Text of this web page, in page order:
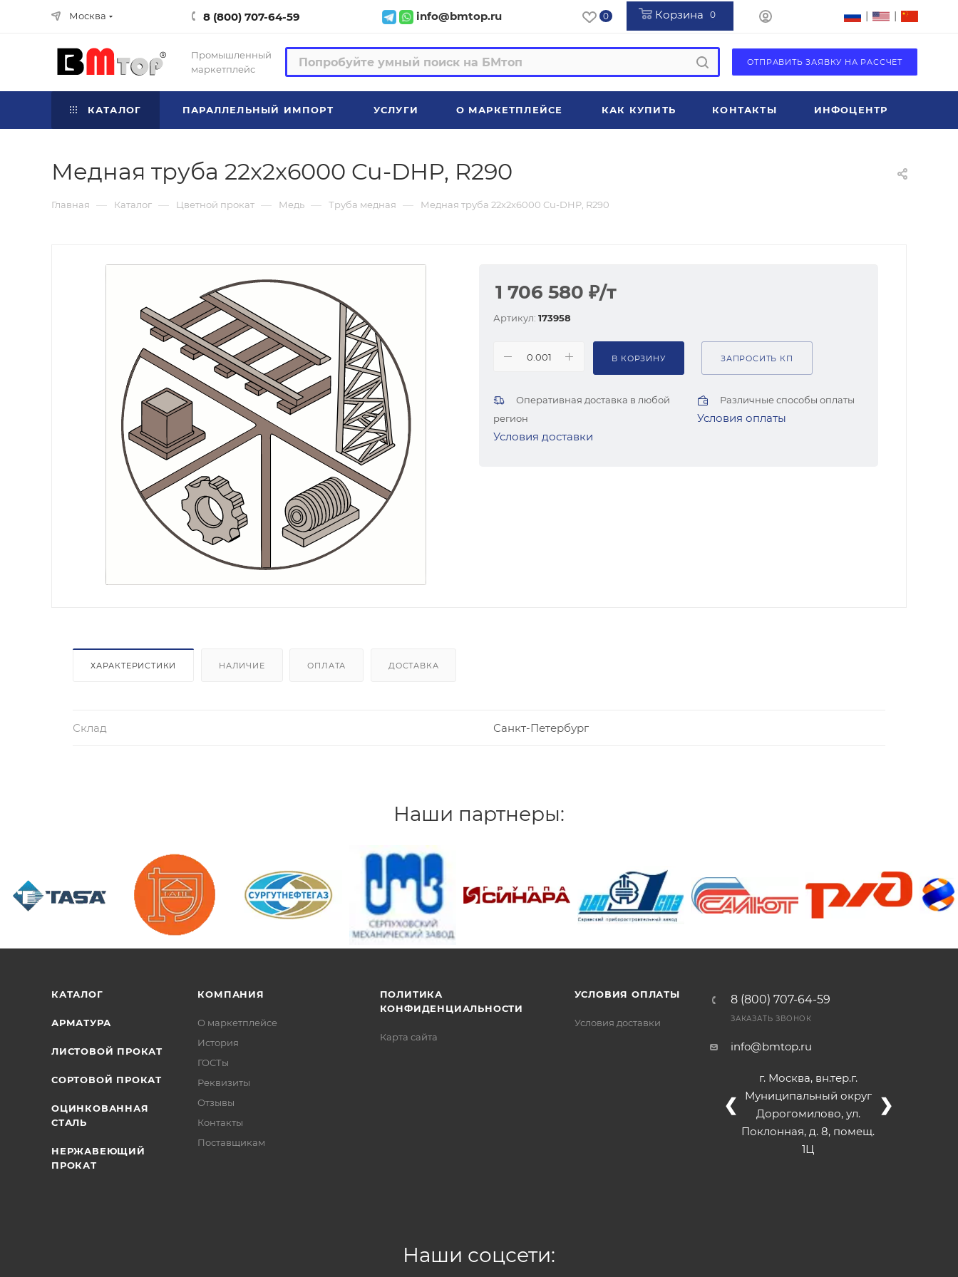
Москва 8 (800) 707-64-59 info@bmtop.ru 0 Корзина 0 | |
Промышленный
маркетплейс
ОТПРАВИТЬ ЗАЯВКУ НА РАССЧЕТ
КАТАЛОГ ПАРАЛЛЕЛЬНЫЙ ИМПОРТ УСЛУГИ О МАРКЕТПЛЕЙСЕ КАК КУПИТЬ КОНТАКТЫ ИНФОЦЕНТР
Медная труба 22x2x6000 Cu-DHP, R290
Главная — Каталог — Цветной прокат — Медь — Труба медная — Медная труба 22x2x6000 Cu-DHP, R290
1 706 580 ₽/т
Артикул: 173958
В КОРЗИНУ ЗАПРОСИТЬ КП
Оперативная доставка в любой
регион
Условия доставки
Различные способы оплаты
Условия оплаты
ХАРАКТЕРИСТИКИ НАЛИЧИЕ ОПЛАТА ДОСТАВКА
Склад Санкт-Петербург
Наши партнеры:
КАТАЛОГ
АРМАТУРА
ЛИСТОВОЙ ПРОКАТ
СОРТОВОЙ ПРОКАТ
ОЦИНКОВАННАЯ
СТАЛЬ
НЕРЖАВЕЮЩИЙ
ПРОКАТ
КОМПАНИЯ
О маркетплейсе
История
ГОСТы
Реквизиты
Отзывы
Контакты
Поставщикам
ПОЛИТИКА
КОНФИДЕНЦИАЛЬНОСТИ
Карта сайта
УСЛОВИЯ ОПЛАТЫ
Условия доставки
8 (800) 707-64-59
ЗАКАЗАТЬ ЗВОНОК
info@bmtop.ru
г. Москва, вн.тер.г.
Муниципальный округ
Дорогомилово, ул.
Поклонная, д. 8, помещ.
1Ц
❮ ❯
Наши соцсети: